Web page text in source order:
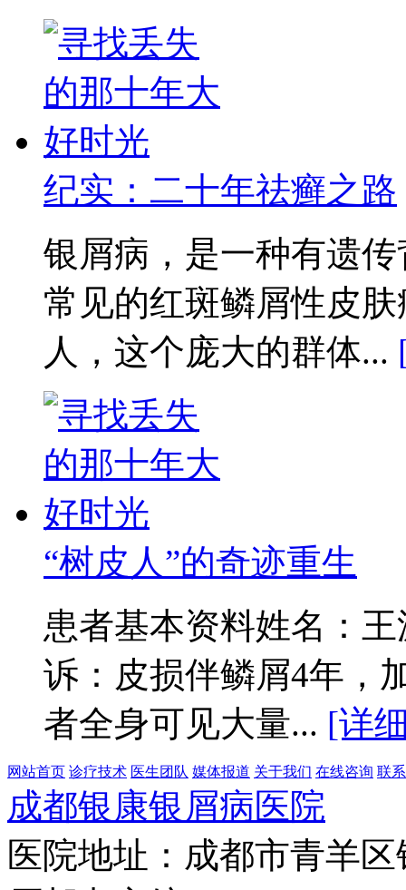
纪实：二十年祛癣之路
银屑病，是一种有遗
常见的红斑鳞屑性皮
人，这个庞大的群体...
“树皮人”的奇迹重生
患者基本资料姓名：
诉：皮损伴鳞屑4年，
者全身可见大量... [详
网站首页 诊疗技术 医生团队 媒体报道 关于我们 在线咨询 联
成都银康银屑病医院
医院地址：成都市青羊